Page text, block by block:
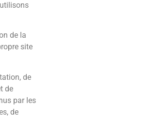
de la
site
de
de
par les
de